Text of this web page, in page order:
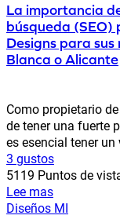
La importancia
búsqueda (SEO)
Designs para sus
Blanca o Alicante
Como propietario
de tener una fuerte
es esencial tener un
3 gustos
5119 Puntos de
Lee mas
Diseños MI